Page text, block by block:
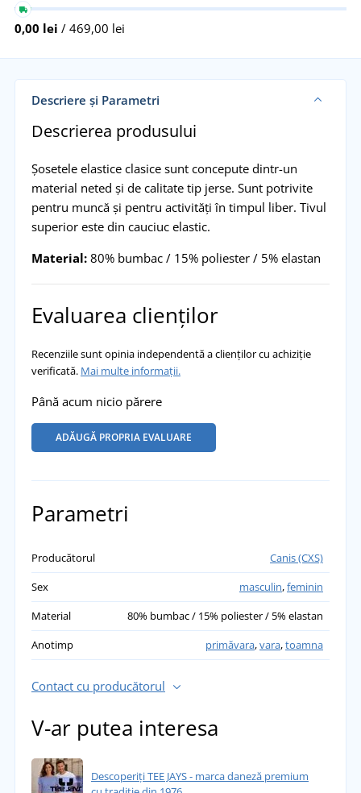
0,00 lei / 469,00 lei
Descriere și Parametri
Descrierea produsului
Șosetele elastice clasice sunt concepute dintr-un
material neted și de calitate tip jerse. Sunt potrivite
pentru muncă și pentru activități în timpul liber. Tivul
superior este din cauciuc elastic.
Material:80% bumbac / 15% poliester / 5% elastan
Evaluarea clienților
Recenziile sunt opinia independentă a clienților cu achiziție
verificată. Mai multe informații.
Până acum nicio părere
ADĂUGĂ PROPRIA EVALUARE
Parametri
Producătorul
Canis (CXS)
Sex
masculin,feminin
Material
80% bumbac / 15% poliester / 5% elastan
Anotimp
primăvara,vara,toamna
Contact cu producătorul
V-ar putea interesa
Descoperiți TEE JAYS - marca daneză premium